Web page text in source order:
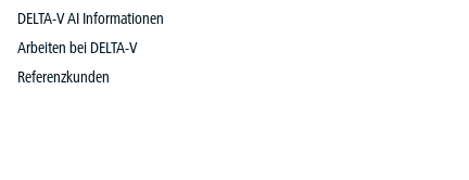
DELTA-V AI Informationen
Arbeiten bei DELTA-V
Referenzkunden